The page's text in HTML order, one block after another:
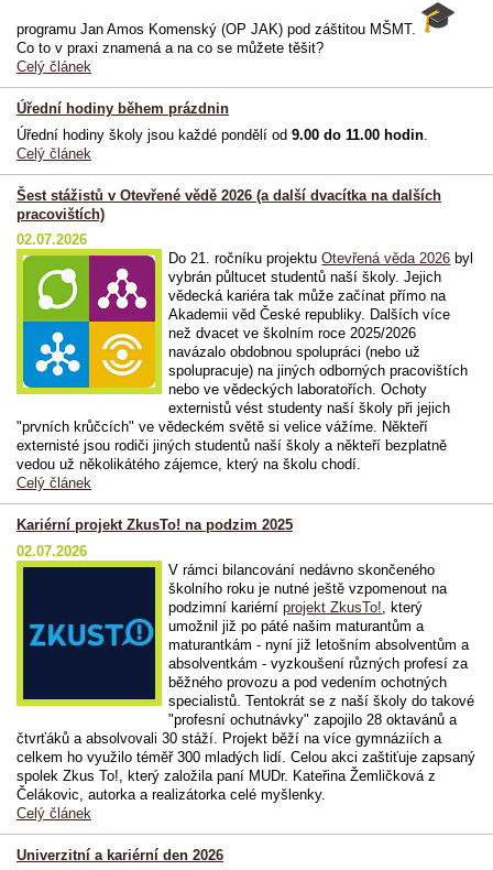
programu Jan Amos Komenský (OP JAK) pod záštitou MŠMT.
Co to v praxi znamená a na co se můžete těšit?
Celý článek
Úřední hodiny během prázdnin
Úřední hodiny školy jsou každé pondělí od 9.00 do 11.00 hodin
Celý článek
Šest stážistů v Otevřené vědě 2026 (a další dvacítka na dalších
pracovištích)
02.07.2026
Do 21. ročníku projektuOtevřená věda 2026 byl
vybrán půltucet studentů naší školy. Jejich
vědecká kariéra tak může začínat přímo na
Akademii věd České republiky. Dalších více
než dvacet ve školním roce 2025/2026
navázalo obdobnou spolupráci (nebo už
spolupracuje) na jiných odborných pracovištích
nebo ve vědeckých laboratořích. Ochoty
externistů vést studenty naší školy při jejich
"prvních krůčcích" ve vědeckém světě si velice vážíme. Někteří
externisté jsou rodiči jiných studentů naší školy a někteří bezplatně
vedou už několikátého zájemce, který na školu chodí.
Celý článek
Kariérní projekt ZkusTo! na podzim 2025
02.07.2026
V rámci bilancování nedávno skončeného
školního roku je nutné ještě vzpomenout na
podzimní kariérníprojekt ZkusTo! , který
umožnil již po páté našim maturantům a
maturantkám - nyní již letošním absolventům a
absolventkám - vyzkoušení různých profesí za
běžného provozu a pod vedením ochotných
specialistů. Tentokrát se z naší školy do takové
"profesní ochutnávky" zapojilo 28 oktavánů a
čtvrťáků a absolvovali 30 stáží. Projekt běží na více gymnáziích a
celkem ho využilo téměř 300 mladých lidí. Celou akci zaštiťuje zapsaný
spolek Zkus To!, který založila paní MUDr. Kateřina Žemličková z
Čelákovic, autorka a realizátorka celé myšlenky.
Celý článek
Univerzitní a kariérní den 2026